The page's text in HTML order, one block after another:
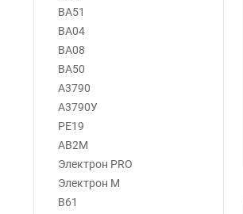
ВА51
ВА04
ВА08
ВА50
А3790
А3790У
PE19
АВ2М
Электрон PRO
Электрон М
В61